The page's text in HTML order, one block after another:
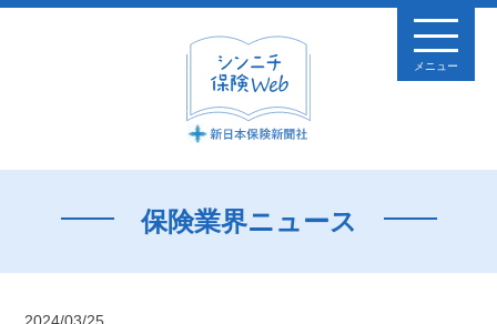
メニュー
保険業界ニュース